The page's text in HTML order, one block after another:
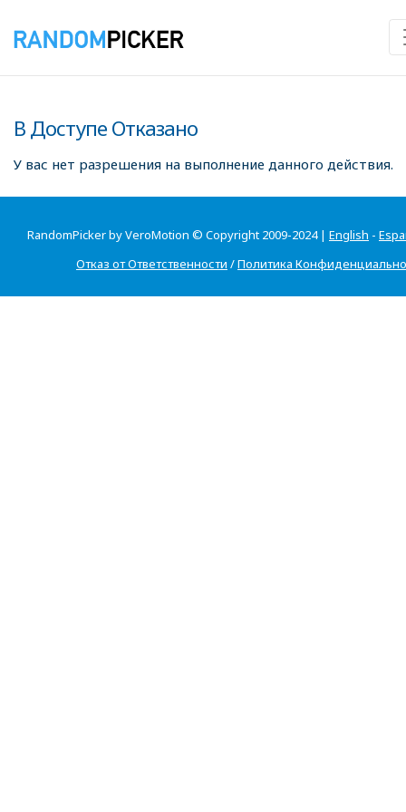
В Доступе Отказано
У вас нет разрешения на выполнение данного действия.
RandomPicker by VeroMotion © Copyright 2009-2024 | English -
Отказ от Ответственности /Политика